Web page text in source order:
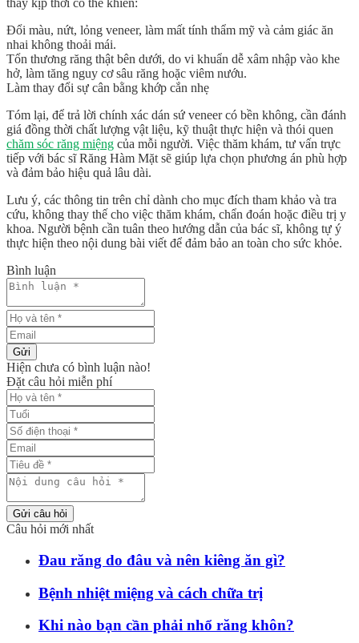
thay kịp thời có thể khiến:
Đổi màu, nứt, lỏng veneer, làm mất tính thẩm mỹ và cảm giác ăn
nhai không thoải mái.
Tổn thương răng thật bên dưới, do vi khuẩn dễ xâm nhập vào khe
hở, làm tăng nguy cơ sâu răng hoặc viêm nướu.
Làm thay đổi sự cân bằng khớp cắn nhẹ
Tóm lại, để trả lời chính xác dán sứ veneer có bền không, cần đánh
giá đồng thời chất lượng vật liệu, kỹ thuật thực hiện và thói quen
chăm sóc răng miệng của mỗi người. Việc thăm khám, tư vấn trực
tiếp với bác sĩ Răng Hàm Mặt sẽ giúp lựa chọn phương án phù hợp
và đảm bảo hiệu quả lâu dài.
Lưu ý, các thông tin trên chỉ dành cho mục đích tham khảo và tra
cứu, không thay thế cho việc thăm khám, chẩn đoán hoặc điều trị y
khoa. Người bệnh cần tuân theo hướng dẫn của bác sĩ, không tự ý
thực hiện theo nội dung bài viết để đảm bảo an toàn cho sức khỏe.
Bình luận
Gửi
Hiện chưa có bình luận nào!
Đặt câu hỏi miễn phí
Gửi câu hỏi
Câu hỏi mới nhất
Đau răng do đâu và nên kiêng ăn gì?
Bệnh nhiệt miệng và cách chữa trị
Khi nào bạn cần phải nhổ răng khôn?